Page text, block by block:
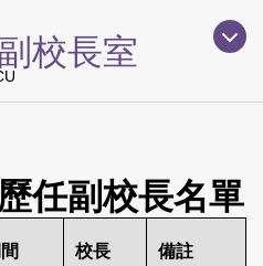
校長室
任副校長名單
校長 備註